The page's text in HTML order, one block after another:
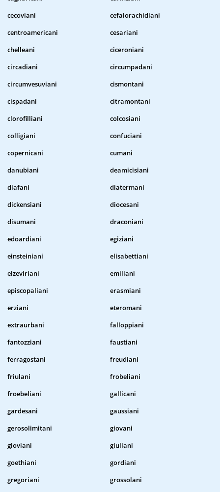
cecoviani
cefalorachidiani
centroamericani
cesariani
chelleani
ciceroniani
circadiani
circumpadani
circumvesuviani
cismontani
cispadani
citramontani
clorofilliani
colcosiani
colligiani
confuciani
copernicani
cumani
danubiani
deamicisiani
diafani
diatermani
dickensiani
diocesani
disumani
draconiani
edoardiani
egiziani
einsteiniani
elisabettiani
elzeviriani
emiliani
episcopaliani
erasmiani
erziani
eteromani
extraurbani
falloppiani
fantozziani
faustiani
ferragostani
freudiani
friulani
frobeliani
froebeliani
gallicani
gardesani
gaussiani
gerosolimitani
giovani
gioviani
giuliani
goethiani
gordiani
gregoriani
grossolani